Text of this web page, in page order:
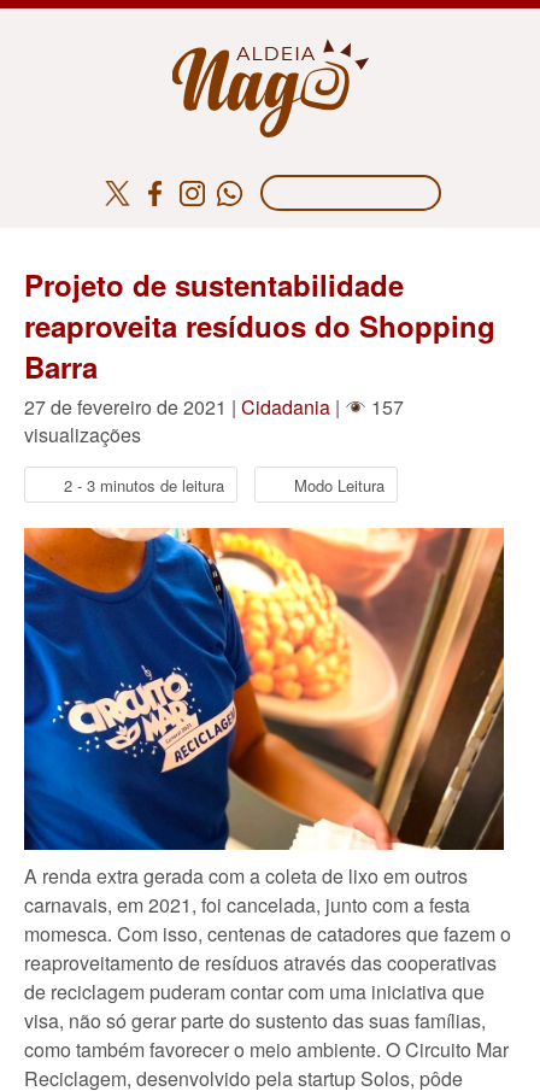
Projeto de sustentabilidade
reaproveita resíduos do Shopping
Barra
27 de fevereiro de 2021 | Cidadania |
157
visualizações
2 - 3 minutos de leitura Modo Leitura
A renda extra gerada com a coleta de lixo em outros
carnavais, em 2021, foi cancelada, junto com a festa
momesca. Com isso, centenas de catadores que fazem o
reaproveitamento de resíduos através das cooperativas
de reciclagem puderam contar com uma iniciativa que
visa, não só gerar parte do sustento das suas famílias,
como também favorecer o meio ambiente. O Circuito Mar
Reciclagem, desenvolvido pela startup Solos, pôde